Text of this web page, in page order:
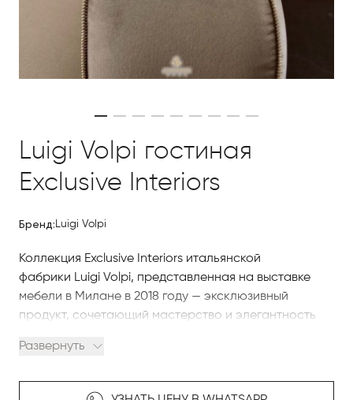
Luigi Volpi гостиная
Exclusive Interiors
Бренд: Luigi Volpi
Коллекция Exclusive Interiors итальянской
фабрики Luigi Volpi, представленная на выставке
мебели в Милане в 2018 году — эксклюзивный
продукт, сочетающий мастерство и элегантность
традиции мастерства.
Коллекция словно одета в модный костюм с
Развернуть